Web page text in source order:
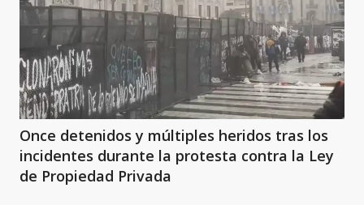
Once detenidos y múltiples heridos tras los
incidentes durante la protesta contra la Ley
de Propiedad Privada